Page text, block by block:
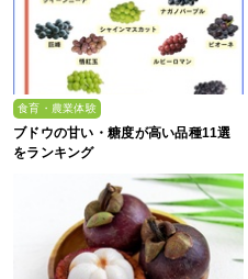
食育・農業体験
ブドウの甘い・糖度が高い品種11選
をランキング